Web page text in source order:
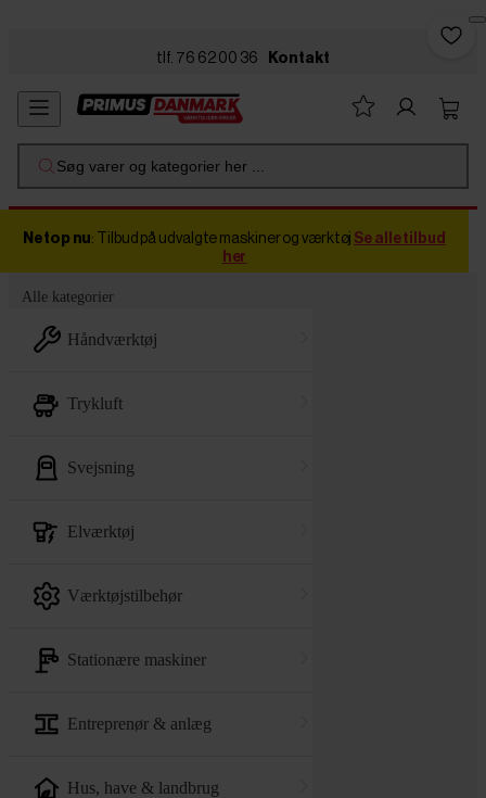
tlf. 76 62 00 36 Kontakt
Søg varer og kategorier her ...
Netop nu: Tilbud på udvalgte maskiner og værktøj Se alle tilbud
her
Alle kategorier
håndværktøj
trykluft
svejsning
elværktøj
værktøjstilbehør
stationære maskiner
entreprenør & anlæg
hus, have & landbrug